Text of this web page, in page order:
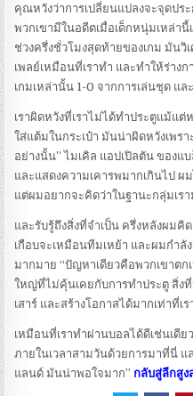
คุณหวังว่าการเปลี่ยนแปลงจะจุดป
พวกเขามีในอดีตเมื่อเด็กหนุ่มเหล่า
ช่วงครึ่งชั่วโมงสุดท้ายของเกม มันวิ
เพลย์เหมือนที่เราทํา และทําให้ร่าง
เกมเหล่านั้น 1-0 จากการเล่นชุด แ
เราผิดหวังที่เราไม่ได้ทําประตูแม้แต่
ใส่แต้มในกระเป๋า มันน่าผิดหวังเพ
อย่างนั้น”ไมเคิล แอปเปิลตัน ของแ
และแสดงความเคารพมากเกินไป
แต่ผมอยากจะคิดว่าในฐานะกลุ่มเร
และรับรู้ถึงสิ่งที่จําเป็น ครึ่งหลังผมคิ
เกือบจะเหมือนทีมเหย้า และผมกํา
มากมาย“ปัญหาเดียวคือพวกเขาต
ใหญ่ที่ไม่คุ้นเคยกับการทําประตู สิ่ง
เสาร์ และสร้างโอกาสได้มากเท่าที่เ
เหมือนที่เราทําผ่านบอลได้ดีเช่นเดี
ภายในเวลาสามวันด้วยการมาที่นี่
แลนด์ มันน่าพอใจมาก”กลับสู่ลีกสูง